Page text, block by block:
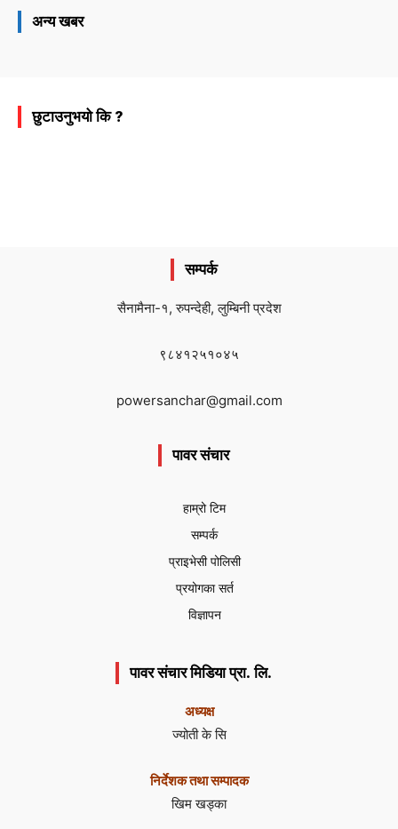
अन्य खबर
छुटाउनुभयो कि ?
सम्पर्क
सैनामैना-१, रुपन्देही, लुम्बिनी प्रदेश
९८४१२५१०४५
powersanchar@gmail.com
पावर संचार
हाम्रो टिम
सम्पर्क
प्राइभेसी पोलिसी
प्रयोगका सर्त
विज्ञापन
पावर संचार मिडिया प्रा. लि.
अध्यक्ष
ज्योती के सि
निर्देशक तथा सम्पादक
खिम खड्का